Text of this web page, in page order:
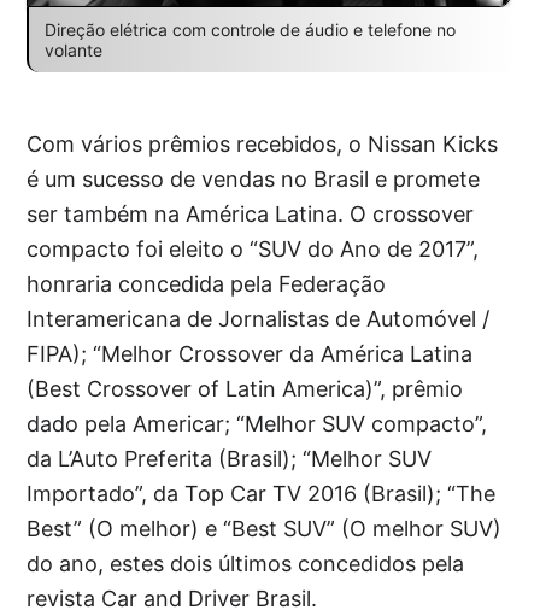
Direção elétrica com controle de áudio e telefone no
volante
Com vários prêmios recebidos, o Nissan Kicks
é um sucesso de vendas no Brasil e promete
ser também na América Latina. O crossover
compacto foi eleito o “SUV do Ano de 2017”,
honraria concedida pela Federação
Interamericana de Jornalistas de Automóvel /
FIPA); “Melhor Crossover da América Latina
(Best Crossover of Latin America)”, prêmio
dado pela Americar; “Melhor SUV compacto”,
da L’Auto Preferita (Brasil); “Melhor SUV
Importado”, da Top Car TV 2016 (Brasil); “The
Best” (O melhor) e “Best SUV” (O melhor SUV)
do ano, estes dois últimos concedidos pela
revista Car and Driver Brasil.